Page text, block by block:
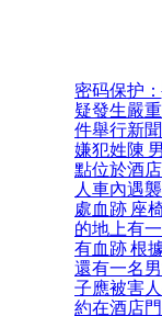
密码保护：
疑發生嚴
件舉行新
嫌犯姓陳
點位於酒
人車內遇
處血跡 座
的地上有
有血跡 根
還有一名
子應被害
約在酒店